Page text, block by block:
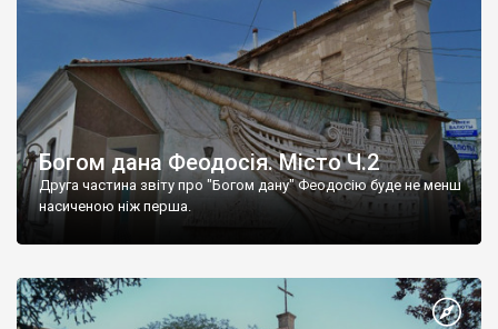
Богом дана Феодосія. Місто Ч.2
Друга частина звіту про "Богом дану" Феодосію буде не менш
насиченою ніж перша.